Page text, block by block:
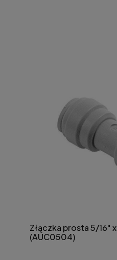
Złączka prosta 5/16"
(AUC0504)